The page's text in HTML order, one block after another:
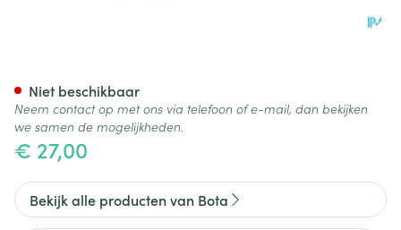
€ 27,00
Niet beschikbaar
Neem contact op met ons via telefoon of e-mail, dan bekijken
we samen de mogelijkheden.
Bekijk alle producten van Bota